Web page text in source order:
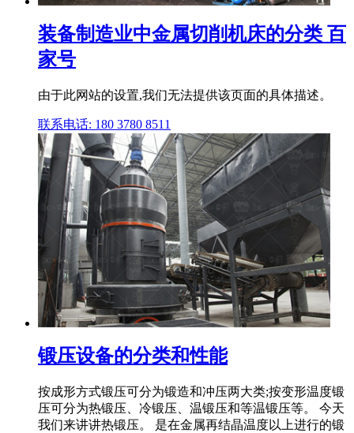
装备制造业中金属切削机床的分类 百
家号
由于此网站的设置,我们无法提供该页面的具体描述。
联系电话: 180 3780 8511
锻压设备的分类和性能
按成形方式锻压可分为锻造和冲压两大类;按变形温度锻
压可分为热锻压、冷锻压、温锻压和等温锻压等。 今天
我们来讲讲热锻压。 是在金属再结晶温度以上进行的锻